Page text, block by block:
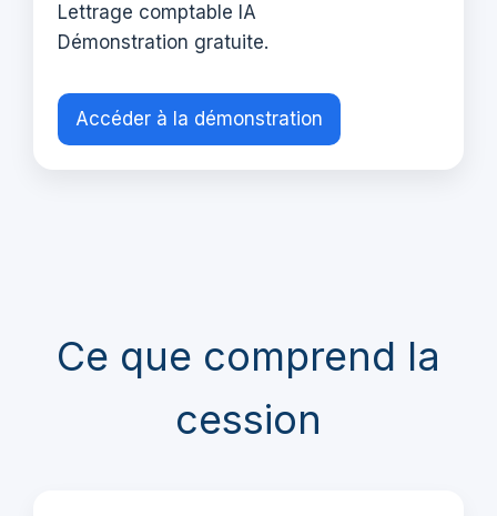
Lettrage comptable IA
Démonstration gratuite.
Accéder à la démonstration
Ce que comprend la
cession